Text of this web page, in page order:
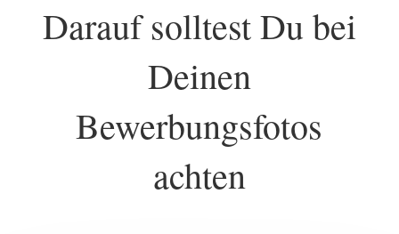
Darauf solltest Du bei
Deinen
Bewerbungsfotos
achten